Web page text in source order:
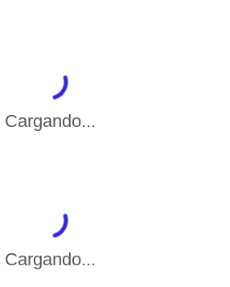
Cargando...
Cargando...